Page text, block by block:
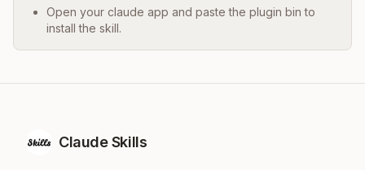
Open your claude app and paste the plugin bin to
install the skill.
Claude Skills